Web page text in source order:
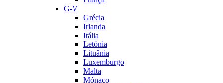
G-V
Grécia
Irlanda
Itália
Letónia
Lituânia
Luxemburgo
Malta
Mónaco